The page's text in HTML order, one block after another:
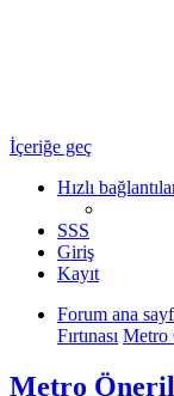
İçeriğe geç
Hızlı
SSS
Giriş
Kayıt
Forum ana
Fırtınası Metro
Metro